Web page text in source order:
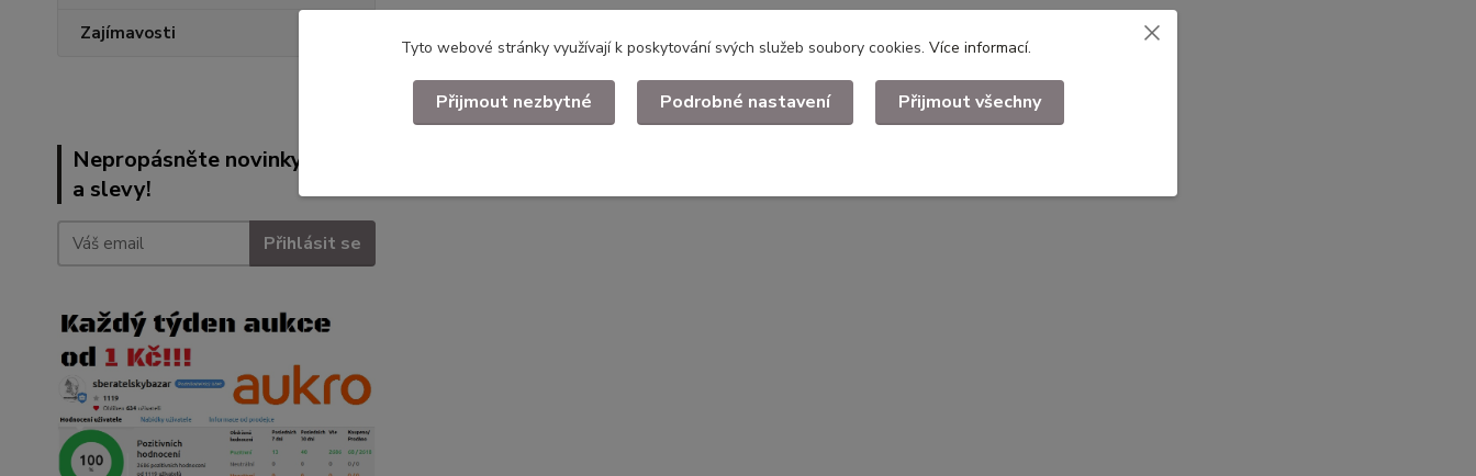
Zajímavosti
Nepropásněte novinky, akce
a slevy!
Přihlásit se
Tyto webové stránky využívají k poskytování svých služeb soubory cookies. Více informací.
Přijmout nezbytné Podrobné nastavení Přijmout všechny